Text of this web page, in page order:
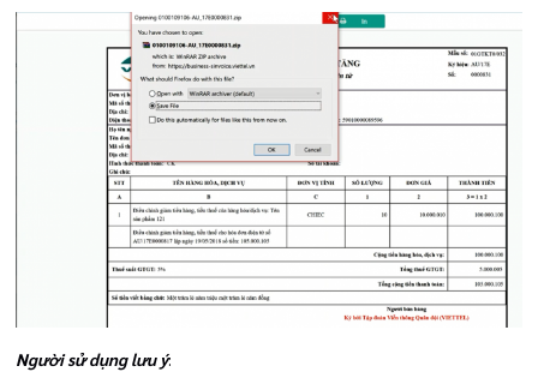
Người sử dụng lưu ý: